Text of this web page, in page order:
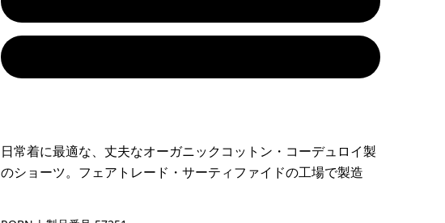
日常着に最適な、丈夫なオーガニックコットン・コーデュロイ製
のショーツ。フェアトレード・サーティファイドの工場で製造